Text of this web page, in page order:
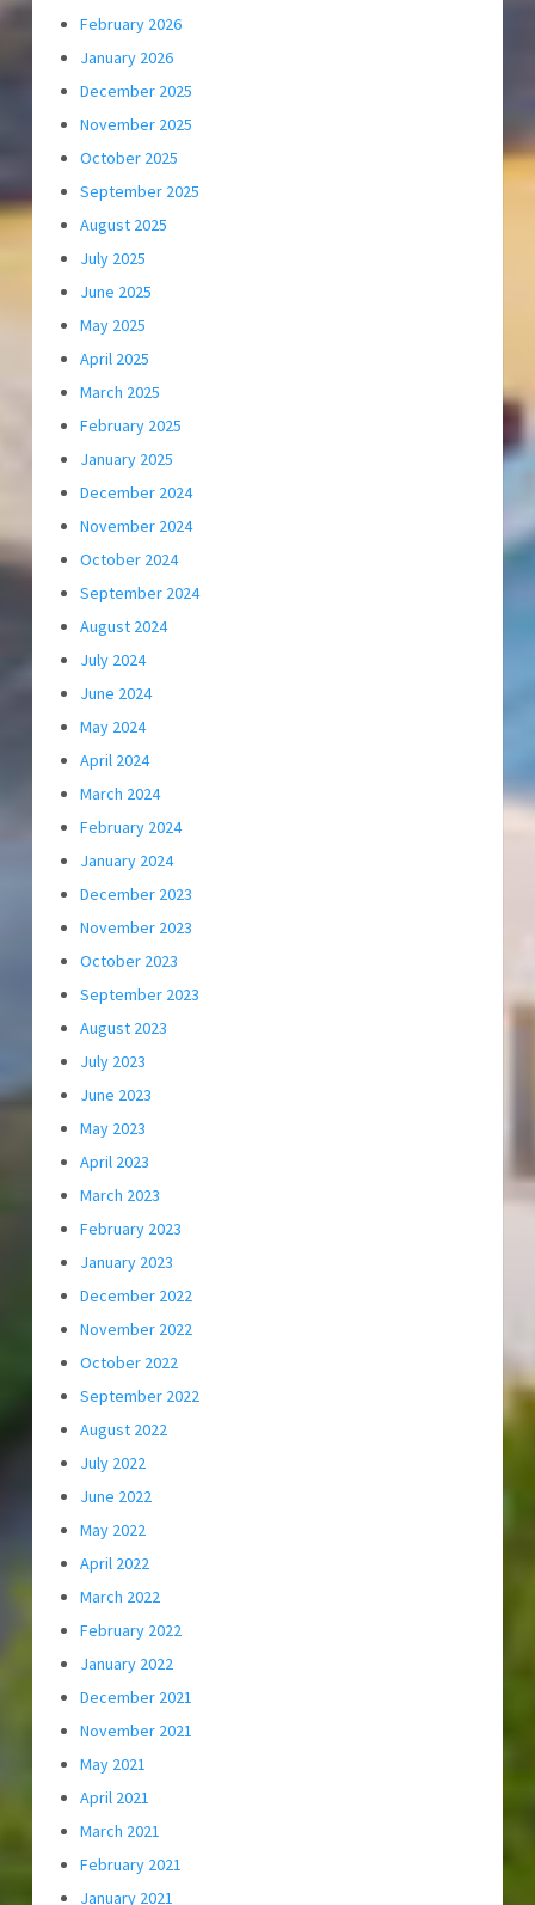
February 2026
January 2026
December 2025
November 2025
October 2025
September 2025
August 2025
July 2025
June 2025
May 2025
April 2025
March 2025
February 2025
January 2025
December 2024
November 2024
October 2024
September 2024
August 2024
July 2024
June 2024
May 2024
April 2024
March 2024
February 2024
January 2024
December 2023
November 2023
October 2023
September 2023
August 2023
July 2023
June 2023
May 2023
April 2023
March 2023
February 2023
January 2023
December 2022
November 2022
October 2022
September 2022
August 2022
July 2022
June 2022
May 2022
April 2022
March 2022
February 2022
January 2022
December 2021
November 2021
May 2021
April 2021
March 2021
February 2021
January 2021